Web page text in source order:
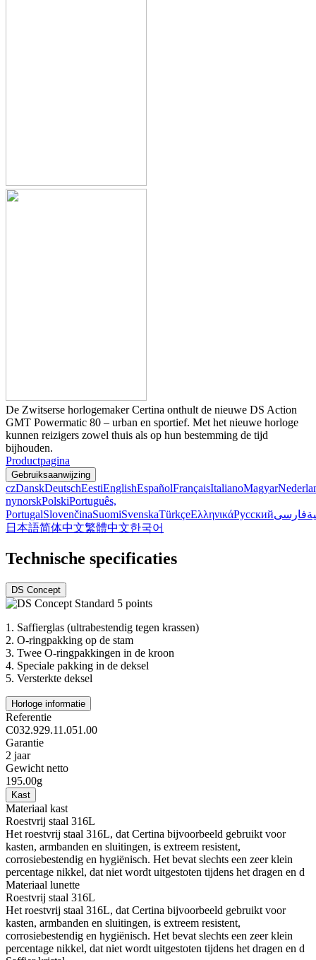
De Zwitserse horlogemaker Certina onthult de nieuwe DS Action
GMT Powermatic 80 – urban en sportief. Met het nieuwe horloge
kunnen reizigers zowel thuis als op hun bestemming de tijd
bijhouden.
Productpagina
Gebruiksaanwijzing
czDanskDeutschEestiEnglishEspañolFrançaisItalianoMagyar
nynorskPolskiPortuguês,
PortugalSlovenčinaSuomiSvenskaTürkçeΕλληνικάРусскийفارسی
日本語简体中文繁體中文한국어
Technische specificaties
DS Concept
1. Saffierglas (ultrabestendig tegen krassen)
2. O-ringpakking op de stam
3. Twee O-ringpakkingen in de kroon
4. Speciale pakking in de deksel
5. Versterkte deksel
Horloge informatie
Referentie
C032.929.11.051.00
Garantie
2 jaar
Gewicht netto
195.00g
Kast
Materiaal kast
Roestvrij staal 316L
Het roestvrij staal 316L, dat Certina bijvoorbeeld gebruikt voor
kasten, armbanden en sluitingen, is extreem resistent,
corrosiebestendig en hygiënisch. Het bevat slechts een zeer klein
percentage nikkel, dat niet wordt uitgestoten tijdens het dragen en d
Materiaal lunette
Roestvrij staal 316L
Het roestvrij staal 316L, dat Certina bijvoorbeeld gebruikt voor
kasten, armbanden en sluitingen, is extreem resistent,
corrosiebestendig en hygiënisch. Het bevat slechts een zeer klein
percentage nikkel, dat niet wordt uitgestoten tijdens het dragen en d